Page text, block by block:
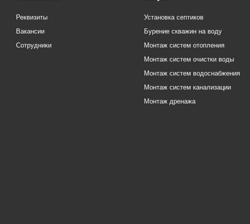
Реквизиты
Вакансии
Сотрудники
Установка септиков
Бурение скважин на воду
Монтаж систем отопления
Монтаж систем очистки воды
Монтаж систем водоснабжения
Монтаж систем канализации
Монтаж дренажа